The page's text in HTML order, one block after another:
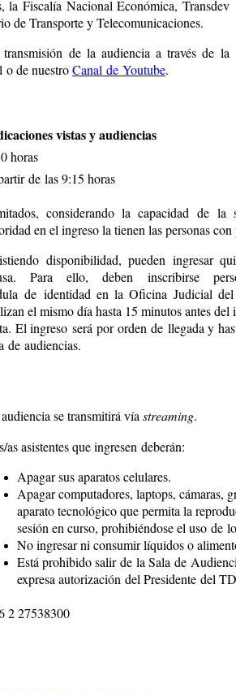
la Fiscalía Nacional Económica, Transdev
de Transporte y Telecomunicaciones.
de la audiencia a través de la
o de nuestroCanal de Youtube.
vistas y audiencias
horas
de las 9:15 horas
considerando la capacidad de
en el ingreso la tienen las personas con
disponibilidad, pueden ingresar
Para ello, deben inscribirse
de identidad en la Oficina Judicial
el mismo día hasta 15 minutos antes
El ingreso será por orden de llegada y
de audiencias.
se transmitirá víastreaming.
as asistentes que ingresen deberán:
Apagar sus aparatos celulares.
Apagar computadores, laptops, cámaras,
aparato tecnológico que permita la
sesión en curso, prohibiéndose el uso de
No ingresar ni consumir líquidos o
Está prohibido salir de la Sala de
expresa autorización del Presidente del
2 27538300